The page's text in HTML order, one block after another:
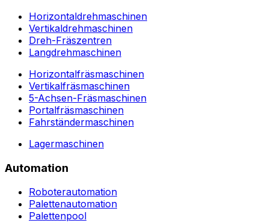
Horizontaldrehmaschinen
Vertikaldrehmaschinen
Dreh-Fräszentren
Langdrehmaschinen
Horizontalfräsmaschinen
Vertikalfräsmaschinen
5-Achsen-Fräsmaschinen
Portalfräsmaschinen
Fahrständermaschinen
Lagermaschinen
Automation
Roboterautomation
Palettenautomation
Palettenpool